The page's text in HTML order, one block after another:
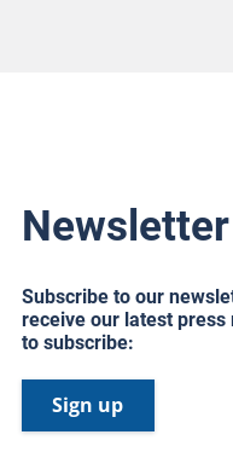
Newsletter
Subscribe to our
receive our latest
to subscribe:
Sign up